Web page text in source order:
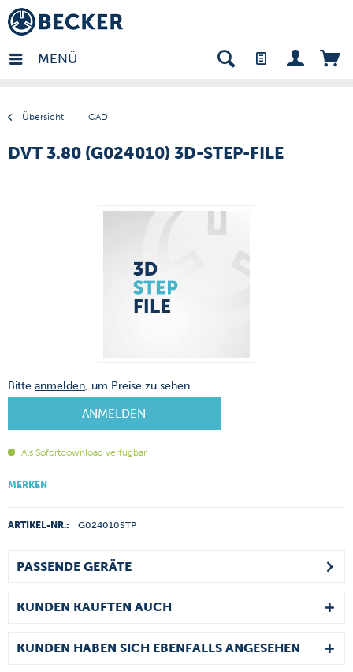
MENÜ
Übersicht CAD
- DE
DVT 3.80 (G024010) 3D-STEP-FILE
Bitte anmelden, um Preise zu sehen.
ANMELDEN
Als Sofortdownload verfügbar
MERKEN
ARTIKEL-NR.: G024010STP
PASSENDE GERÄTE
KUNDEN KAUFTEN AUCH
KUNDEN HABEN SICH EBENFALLS ANGESEHEN